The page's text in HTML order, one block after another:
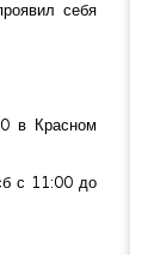
себя
в Красном
с 11:00 до